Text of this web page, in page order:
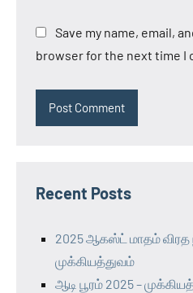
Save my name, email,
browser for the next time I
Recent Posts
2025 ஆகஸ்ட் மாதம்
முக்கியத்துவம்
ஆடி பூரம் 2025 –